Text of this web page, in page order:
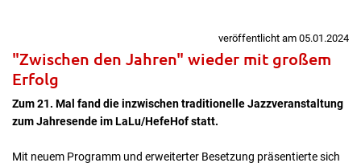
veröffentlicht am 05.01.2024
"Zwischen den Jahren" wieder mit großem
Erfolg
Zum 21. Mal fand die inzwischen traditionelle Jazzveranstaltung
zum Jahresende im LaLu/HefeHof statt.
Mit neuem Programm und erweiterter Besetzung präsentierte sich